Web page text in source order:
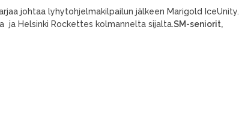
johtaa lyhytohjelmakilpailun jälkeen Marigold IceUnity.
ja Helsinki Rockettes kolmannelta sijalta.SM-seniorit,